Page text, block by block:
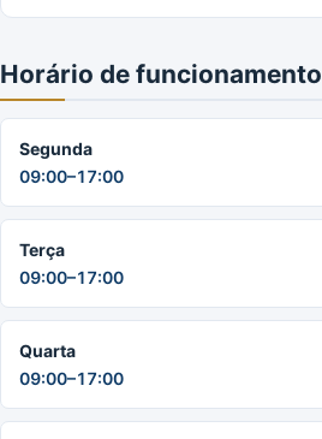
Horário de funcionamento
Segunda
09:00–17:00
Terça
09:00–17:00
Quarta
09:00–17:00